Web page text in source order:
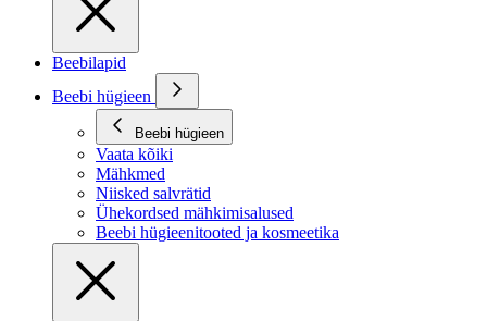
Beebilapid
Beebi hügieen
Beebi hügieen
Vaata kõiki
Mähkmed
Niisked salvrätid
Ühekordsed mähkimisalused
Beebi hügieenitooted ja kosmeetika